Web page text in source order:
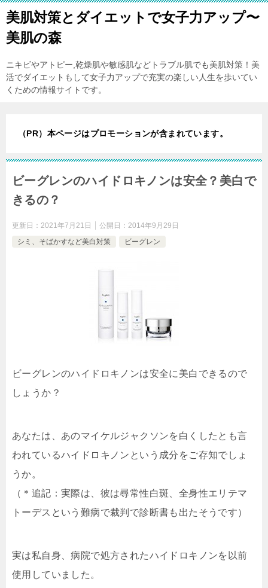
美肌対策とダイエットで女子力アップ〜
美肌の森
ニキビやアトピー,乾燥肌や敏感肌などトラブル肌でも美肌対策！美
活でダイエットもして女子力アップで充実の楽しい人生を歩いてい
くための情報サイトです。
（PR）本ページはプロモーションが含まれています。
ビーグレンのハイドロキノンは安全？美白で
きるの？
更新日： 2021年7月21日 公開日： 2014年9月29日
シミ、そばかすなど美白対策
ビーグレン
ビーグレンのハイドロキノンは安全に美白できるので
しょうか？
あなたは、あのマイケルジャクソンを白くしたとも言
われているハイドロキノンという成分をご存知でしょ
うか。
（＊追記：実際は、彼は尋常性白斑、全身性エリテマ
トーデスという難病で裁判で診断書も出たそうです）
実は私自身、病院で処方されたハイドロキノンを以前
使用していました。